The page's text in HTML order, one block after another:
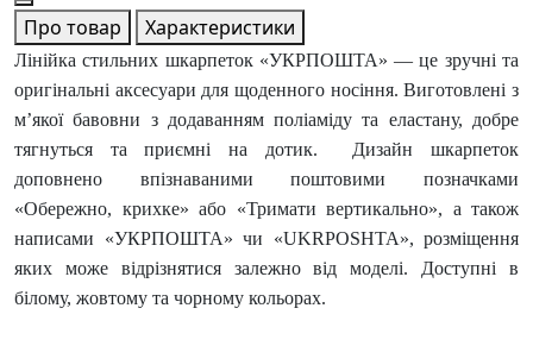
Про товар Характеристики
Лінійка стильних шкарпеток «УКРПОШТА» — це зручні та
оригінальні аксесуари для щоденного носіння. Виготовлені з
м’якої бавовни з додаванням поліаміду та еластану, добре
тягнуться та приємні на дотик. Дизайн шкарпеток
доповнено впізнаваними поштовими позначками
«Обережно, крихке» або «Тримати вертикально», а також
написами «УКРПОШТА» чи «UKRPOSHTA», розміщення
яких може відрізнятися залежно від моделі. Доступні в
білому, жовтому та чорному кольорах.